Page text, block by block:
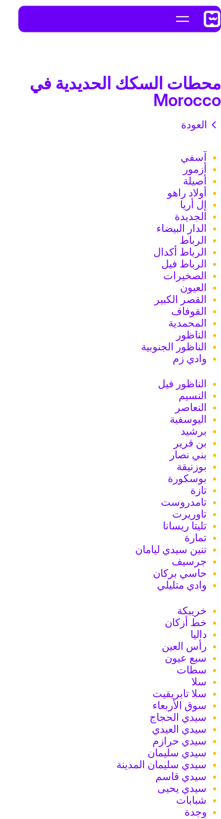
محطات السكك الحديدية في
Morocco
العودة
آسفي
أزمور
أصيلة
أولاد راهو
إل أريا
الجديدة
الدار البيضاء
الرباط
الرباط أكدال
الرباط فيل
الصخيرات
العيون
القصر الكبير
القوفاف
المحمدية
الناظور
الناظور الجنوبية
وادي زم
الناظور فيل
النسيم
النعاصر
اليوسفية
برشيد
بن قرير
بني نصار
بوزنيقة
بوسكورة
تازة
تامدروست
تاوريرت
تليتا ريسانا
تمارة
تنين سيدي ليامان
جرسيف
حاسي بركان
وادي متليلي
خريبكة
خط أزكان
داليا
رأس العين
سبع عيون
سطات
سلا
سلا تابريقيت
سوق الأربعاء
سيدي الحجاج
سيدي العيدي
سيدي حرازم
سيدي سليمان
سيدي سليمان المدينة
سيدي قاسم
سيدي يحيى
شبابات
وجدة